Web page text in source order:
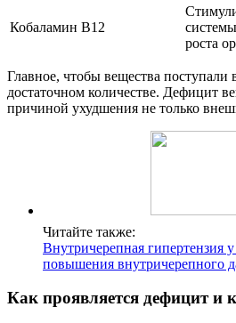
Кобаламин В12
роста
Главное, чтобы вещества поступали
достаточном количестве. Дефицит
причиной ухудшения не только
Читайте также:
Внутричерепная гипертензия
повышения внутричерепного
Как проявляется дефицит и